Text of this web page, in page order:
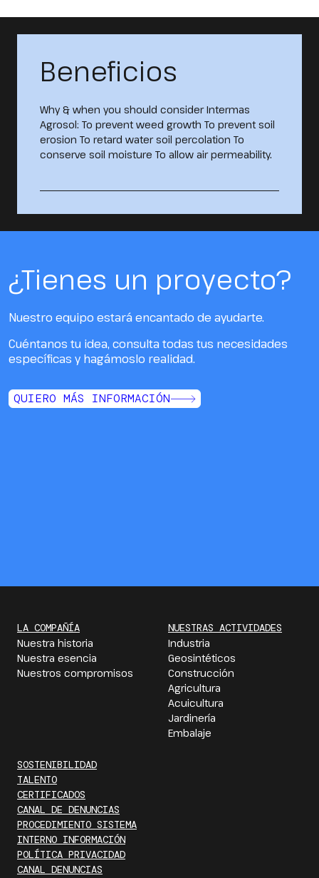
Beneficios
Why & when you should consider Intermas
Agrosol: To prevent weed growth To prevent soil
erosion To retard water soil percolation To
conserve soil moisture To allow air permeability.
¿Tienes un proyecto?
Nuestro equipo estará encantado de ayudarte.
Cuéntanos tu idea, consulta todas tus necesidades
específicas y hagámoslo realidad.
QUIERO MÁS INFORMACIÓN
LA COMPAÑÍA
Nuestra historia
Nuestra esencia
Nuestros compromisos
NUESTRAS ACTIVIDADES
Industria
Geosintéticos
Construcción
Agricultura
Acuicultura
Jardinería
Embalaje
SOSTENIBILIDAD
TALENTO
CERTIFICADOS
CANAL DE DENUNCIAS
PROCEDIMIENTO SISTEMA
INTERNO INFORMACIÓN
POLÍTICA PRIVACIDAD
CANAL DENUNCIAS